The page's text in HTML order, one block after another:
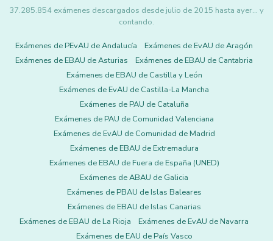
37.285.854 exámenes descargados desde julio de 2015 hasta ayer... y
contando.
Exámenes de PEvAU de Andalucía
Exámenes de EvAU de Aragón
Exámenes de EBAU de Asturias
Exámenes de EBAU de Cantabria
Exámenes de EBAU de Castilla y León
Exámenes de EvAU de Castilla-La Mancha
Exámenes de PAU de Cataluña
Exámenes de PAU de Comunidad Valenciana
Exámenes de EvAU de Comunidad de Madrid
Exámenes de EBAU de Extremadura
Exámenes de EBAU de Fuera de España (UNED)
Exámenes de ABAU de Galicia
Exámenes de PBAU de Islas Baleares
Exámenes de EBAU de Islas Canarias
Exámenes de EBAU de La Rioja
Exámenes de EvAU de Navarra
Exámenes de EAU de País Vasco